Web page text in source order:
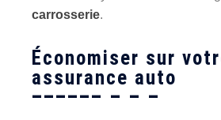
carrosserie.
Économiser sur
assurance auto